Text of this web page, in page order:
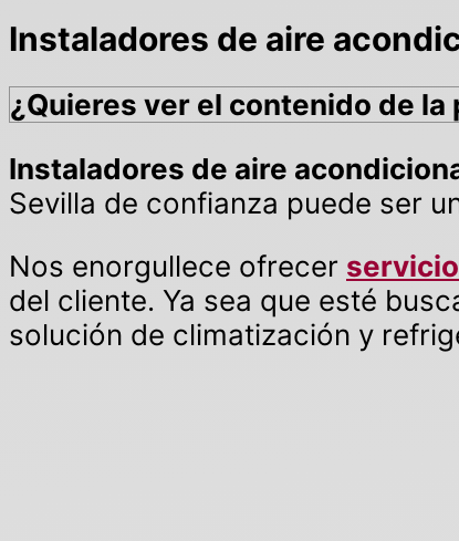
Instaladores de aire
¿Quieres ver el contenido de la
Instaladores de aire
Sevilla de confianza puede ser
Nos enorgullece ofrecer
del cliente. Ya sea que esté
solución de climatización y